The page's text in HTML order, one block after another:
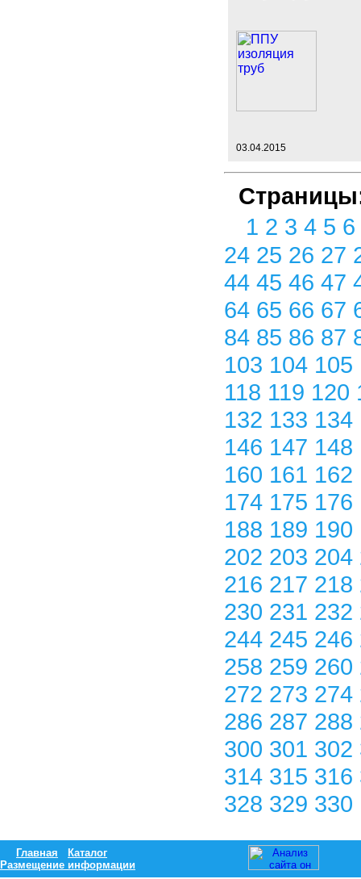
03.04.2015
1 2 3 4 5 6
24 25 26 27
44 45 46 47
64 65 66 67
84 85 86 87
103 104 105
118 119 120
132 133 134
146 147 148
160 161 162
174 175 176
188 189 190
202 203 204
216 217 218
230 231 232
244 245 246
258 259 260
272 273 274
286 287 288
300 301 302
314 315 316
328 329 330
Главная
Каталог
Размещение информации